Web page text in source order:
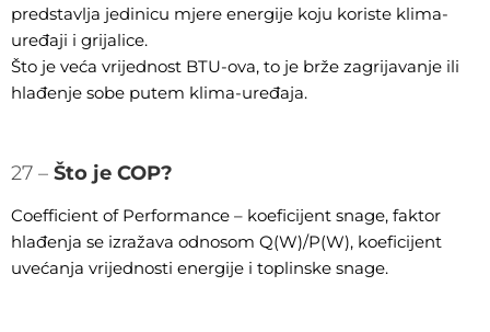
predstavlja jedinicu mjere energije koju koriste klima-
uređaji i grijalice.
Što je veća vrijednost BTU-ova, to je brže zagrijavanje ili
hlađenje sobe putem klima-uređaja.
27 – Što je COP?
Coefficient of Performance – koeficijent snage, faktor
hlađenja se izražava odnosom Q(W)/P(W), koeficijent
uvećanja vrijednosti energije i toplinske snage.